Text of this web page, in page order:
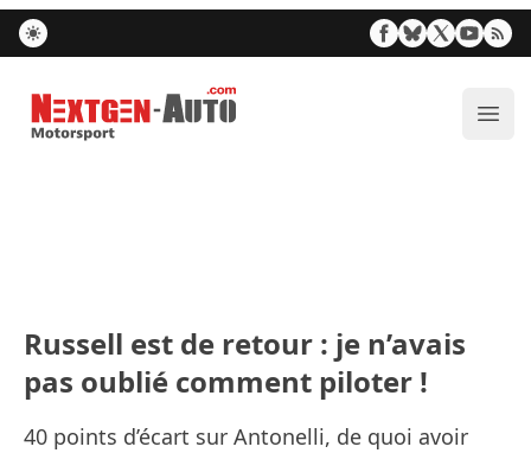
Nextgen-Auto.com
Russell est de retour : je n’avais
pas oublié comment piloter !
40 points d’écart sur Antonelli, de quoi avoir